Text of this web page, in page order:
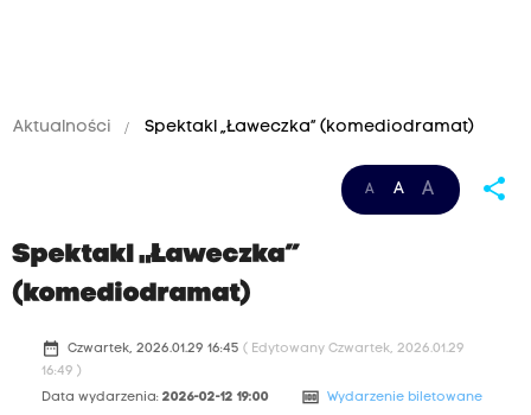
Aktualności Spektakl „Ławeczka” (komediodramat)
A A A share
Spektakl „Ławeczka”
(komediodramat)
date_range Czwartek, 2026.01.29 16:45 ( Edytowany Czwartek, 2026.01.29
16:49 )
Data wydarzenia: 2026-02-12 19:00 money Wydarzenie biletowane